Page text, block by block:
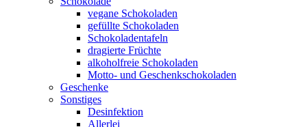
vegane Schokoladen
gefüllte Schokoladen
Schokoladentafeln
dragierte Früchte
alkoholfreie Schokoladen
Motto- und Geschenkschokoladen
Geschenke
Sonstiges
Desinfektion
Allerlei